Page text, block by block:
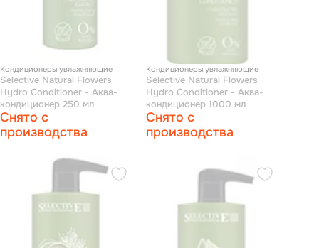
Кондиционеры увлажняющие
Selective Natural Flowers
Hydro Conditioner - Аква-
кондиционер 250 мл
Снято с
производства
Кондиционеры увлажняющие
Selective Natural Flowers
Hydro Conditioner - Аква-
кондиционер 1000 мл
Снято с
производства